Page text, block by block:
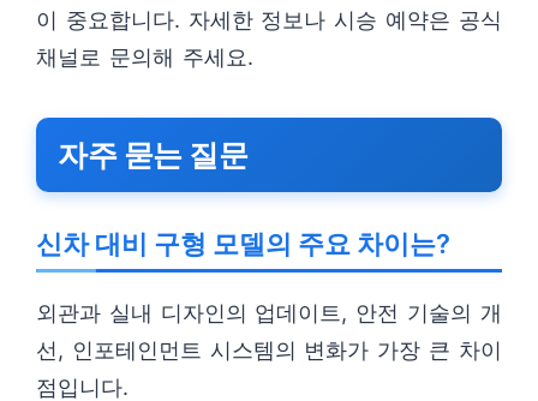
이 중요합니다. 자세한 정보나 시승 예약은 공식
채널로 문의해 주세요.
자주 묻는 질문
신차 대비 구형 모델의 주요 차이는?
외관과 실내 디자인의 업데이트, 안전 기술의 개
선, 인포테인먼트 시스템의 변화가 가장 큰 차이
점입니다.